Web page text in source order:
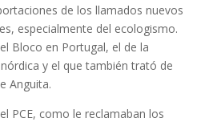
de los llamados nuevos
especialmente del ecologismo.
Bloco en Portugal, el de la
y el que también trató de
Anguita.
PCE, como le reclamaban los